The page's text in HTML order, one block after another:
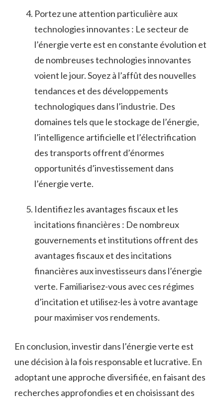
Portez une attention particulière aux
⁢technologies innovantes : Le secteur de
l’énergie verte est⁣ en constante évolution et
de nombreuses technologies innovantes
voient‌ le ⁢jour. Soyez ​à l’affût des nouvelles
tendances et des développements​
technologiques dans l’industrie.⁤ Des
domaines tels que​ le stockage de l’énergie,
l’intelligence artificielle et l’électrification
⁣des transports offrent d’énormes
opportunités ‌d’investissement ‍dans
l’énergie verte.
Identifiez les‌ avantages‌ fiscaux et les
incitations ‌financières : De nombreux
gouvernements et‌ institutions offrent des
avantages fiscaux ​et des‍ incitations
financières ⁤aux investisseurs dans⁣ l’énergie
⁢verte. Familiarisez-vous avec ces régimes
d’incitation et utilisez-les à votre avantage
pour ⁣maximiser ⁢vos rendements.
En conclusion, investir ‍dans ⁣l’énergie verte‍ est
une décision à la fois responsable⁣ et‌ lucrative. En
adoptant une approche diversifiée, en faisant⁣ des
recherches approfondies et en‌ choisissant des